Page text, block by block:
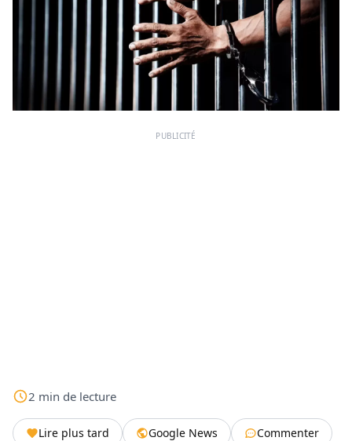
PUBLICITÉ
2 min de lecture
Lire plus tard Google News
Commenter